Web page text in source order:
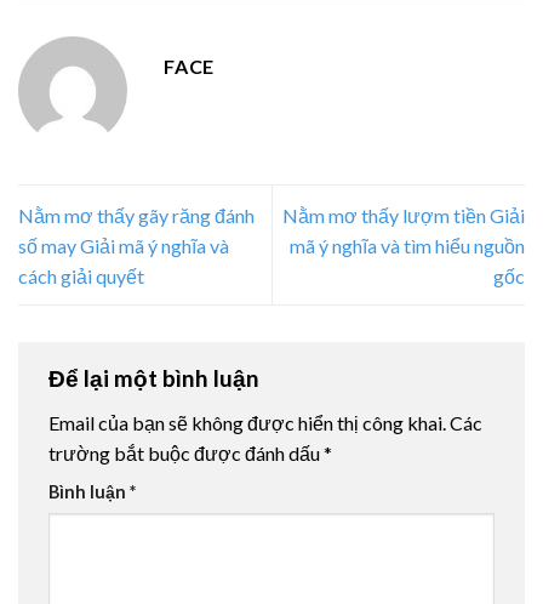
FACE
Nằm mơ thấy gãy răng đánh
số may Giải mã ý nghĩa và
cách giải quyết
Nằm mơ thấy lượm tiền Giải
mã ý nghĩa và tìm hiểu nguồn
gốc
Để lại một bình luận
Email của bạn sẽ không được hiển thị công khai.Các
trường bắt buộc được đánh dấu*
Bình luận *